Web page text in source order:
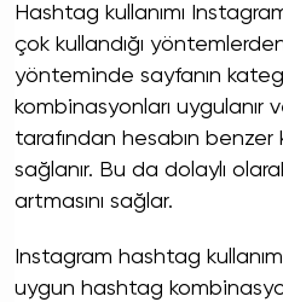
Hashtag kullanımı
çok kullandığı
yönteminde sayfanın
kombinasyonları uygulanır
tarafından hesabın
sağlanır. Bu da dolaylı
artmasını sağlar.
Instagram hashtag
uygun hashtag